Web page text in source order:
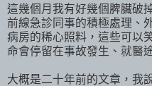
這幾個月我有好幾個脾臟破
前線急診同事的積極處理、
病房的稀心照料，這些可以
命會停留在事故發生、就醫
大概是二十年前的文章，我